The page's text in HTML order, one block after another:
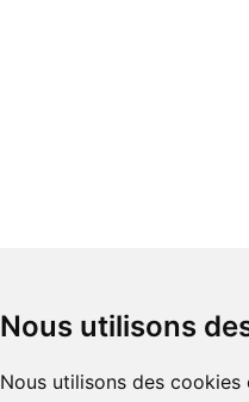
Nous utilisons
Nous utilisons des cookies et d'autres technologies de suivi pour améliorer votre